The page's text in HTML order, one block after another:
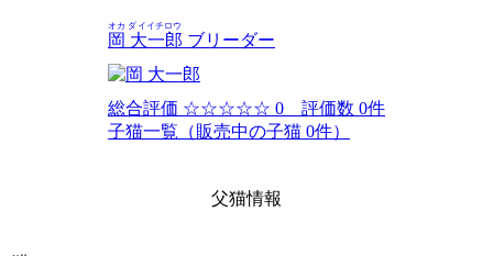
岡 大一郎
オカ ダイイチロウ
ブリーダー
総合評価 ☆☆☆☆☆ 0 評価数 0件
子猫一覧（販売中の子猫 0件）
父猫情報